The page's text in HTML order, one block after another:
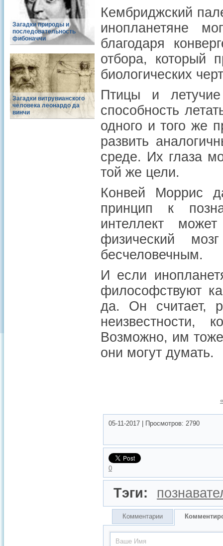
Загадки природы и
последовательность
фибоначчи
Загадки витрувианского
человека леонардо да
винчи
Кембриджский
инопланетяне
благодаря
отбора, который
биологических
Птицы и
способность
одного и того же
развить
среде. Их глаза
той же цели.
Конвей Моррис
принцип к
интеллект
физический
бесчеловечным.
И если
философствуют
да. Он считает,
Возможно, им тоже
они могут думать.
05-11-2017 Просмотров: 2790
0
Тэги:
Комментарии